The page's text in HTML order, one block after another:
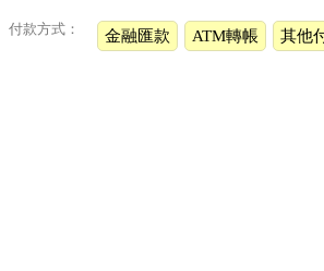
付款方式： 金融匯款 ATM轉帳 其他